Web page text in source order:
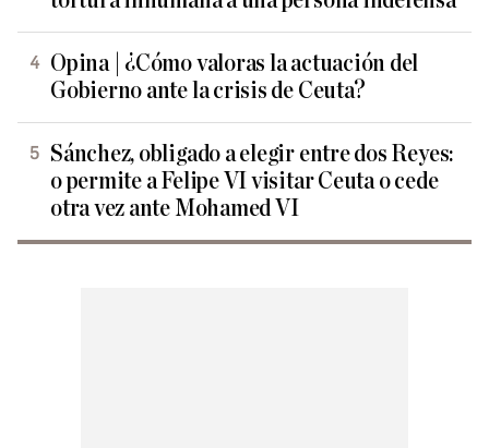
Opina | ¿Cómo valoras la actuación del
Gobierno ante la crisis de Ceuta?
Sánchez, obligado a elegir entre dos Reyes:
o permite a Felipe VI visitar Ceuta o cede
otra vez ante Mohamed VI